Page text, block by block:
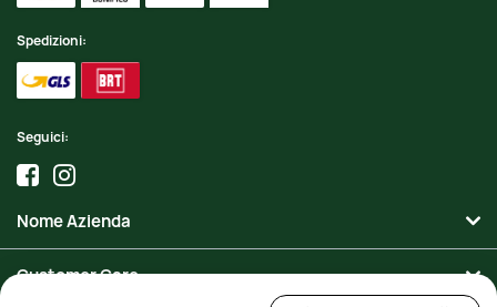
Spedizioni:
Seguici:
Nome Azienda
Customer Care